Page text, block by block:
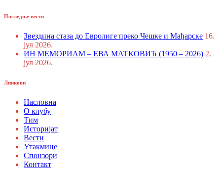
Последње вести
Звездина стаза до Евролиге преко Чешке и Мађарске 16.
јул 2026.
ИН МЕМОРИАМ – ЕВА МАТКОВИЋ (1950 – 2026) 2.
јул 2026.
Линкови
Насловна
О клубу
Тим
Историјат
Вести
Утакмице
Спонзори
Контакт